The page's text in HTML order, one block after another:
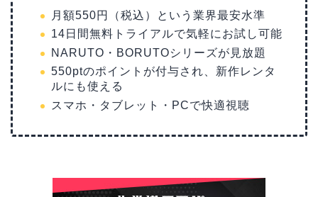
月額550円（税込）という業界最安水準
14日間無料トライアルで気軽にお試し可能
NARUTO・BORUTOシリーズが見放題
550ptのポイントが付与され、新作レンタ
ルにも使える
スマホ・タブレット・PCで快適視聴